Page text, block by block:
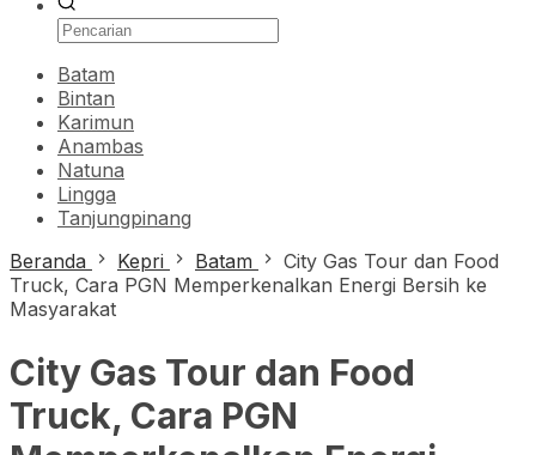
Batam
Bintan
Karimun
Anambas
Natuna
Lingga
Tanjungpinang
Beranda
Kepri Batam
City Gas Tour dan Food
Truck, Cara PGN Memperkenalkan Energi Bersih ke
Masyarakat
City Gas Tour dan Food
Truck, Cara PGN